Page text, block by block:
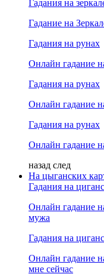
Гадания на
Гадание на
Гадания на рунах
Онлайн гадание
Гадания на рунах
Онлайн гадание
Гадания на рунах
Онлайн гадание
назад след
На цыганских
Гадания на
Онлайн гадание
мужа
Гадания на
Онлайн гадание
мне сейчас